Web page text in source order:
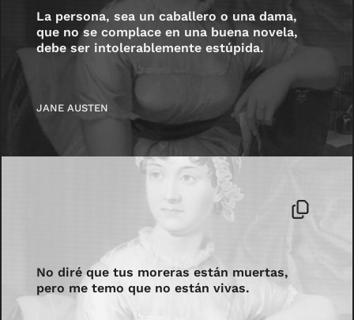
La persona, sea un caballero o una dama,
que no se complace en una buena novela,
debe ser intolerablemente estúpida.
JANE AUSTEN
No diré que tus moreras están muertas,
pero me temo que no están vivas.